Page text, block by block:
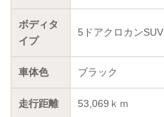
ボディタ
イプ
5ドアクロカンSUV
車体色 ブラック
走行距離 53,069ｋｍ